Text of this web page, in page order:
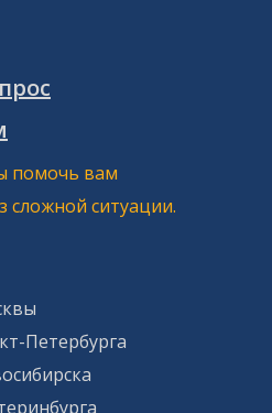
помочь вам
сложной ситуации.
Петербурга